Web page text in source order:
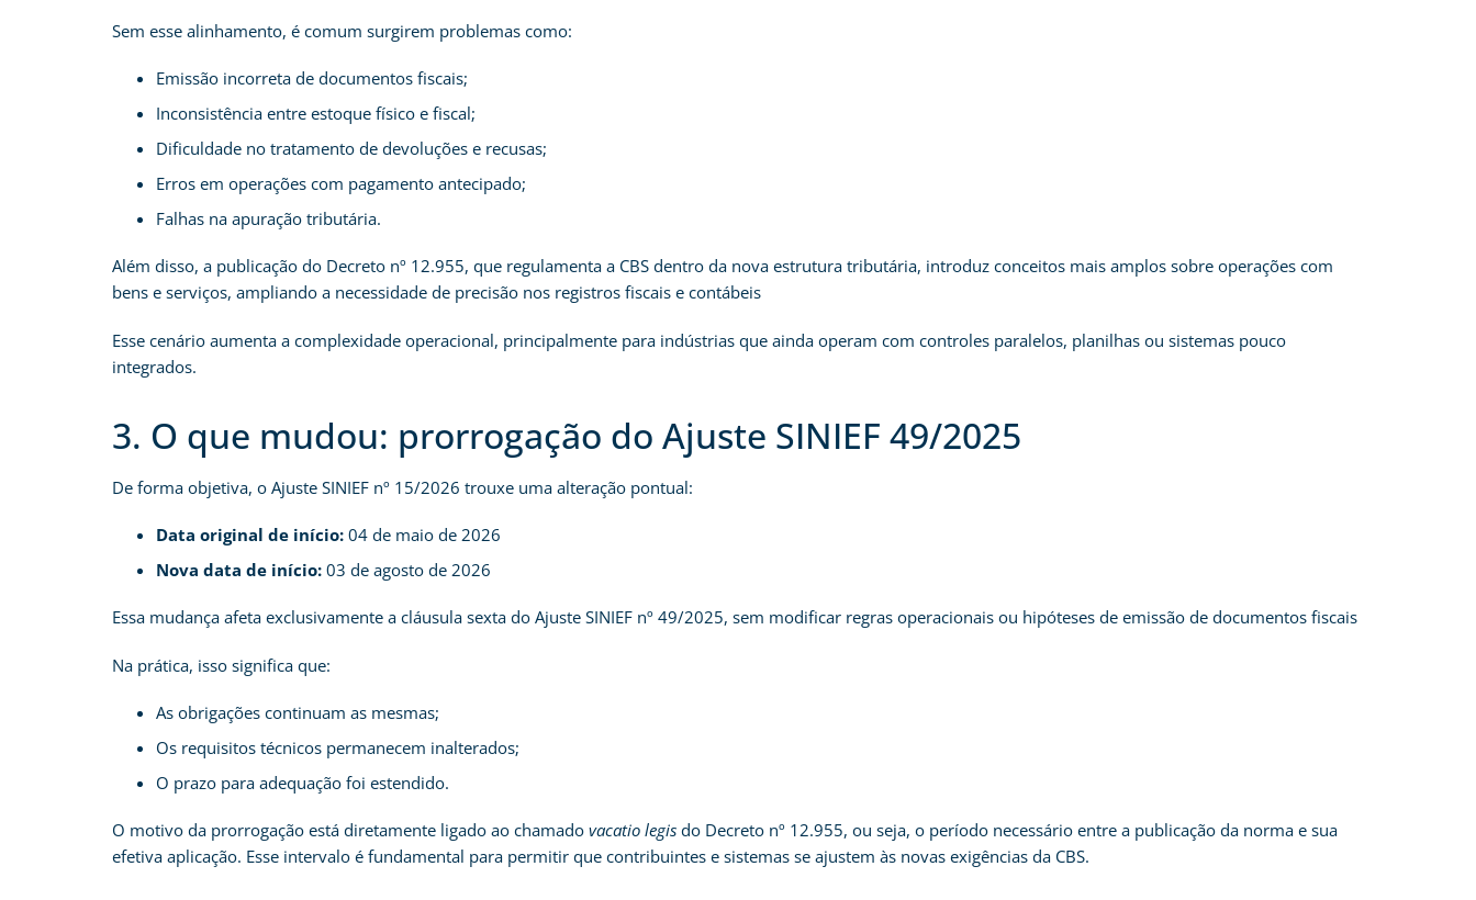
Sem esse alinhamento, é comum surgirem problemas como:
Emissão incorreta de documentos fiscais;
Inconsistência entre estoque físico e fiscal;
Dificuldade no tratamento de devoluções e recusas;
Erros em operações com pagamento antecipado;
Falhas na apuração tributária.
Além disso, a publicação do Decreto nº 12.955, que regulamenta a CBS dentro da nova estrutura tributária, introduz conceitos mais amplos sobre operações com
bens e serviços, ampliando a necessidade de precisão nos registros fiscais e contábeis
Esse cenário aumenta a complexidade operacional, principalmente para indústrias que ainda operam com controles paralelos, planilhas ou sistemas pouco
integrados.
3. O que mudou: prorrogação do Ajuste SINIEF 49/2025
De forma objetiva, o Ajuste SINIEF nº 15/2026 trouxe uma alteração pontual:
Data original de início: 04 de maio de 2026
Nova data de início: 03 de agosto de 2026
Essa mudança afeta exclusivamente a cláusula sexta do Ajuste SINIEF nº 49/2025, sem modificar regras operacionais ou hipóteses de emissão de documentos fiscais
Na prática, isso significa que:
As obrigações continuam as mesmas;
Os requisitos técnicos permanecem inalterados;
O prazo para adequação foi estendido.
O motivo da prorrogação está diretamente ligado ao chamado vacatio legis do Decreto nº 12.955, ou seja, o período necessário entre a publicação da norma e sua
efetiva aplicação. Esse intervalo é fundamental para permitir que contribuintes e sistemas se ajustem às novas exigências da CBS.